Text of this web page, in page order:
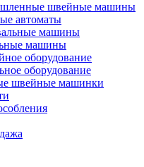
швейные машины
автоматы
машины
машины
оборудование
оборудование
швейные машинки